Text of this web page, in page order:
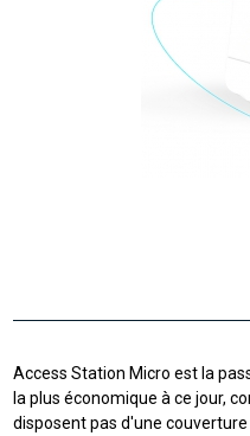
Access Station Micro est la
la plus économique à ce jour,
disposent pas d'une couverture